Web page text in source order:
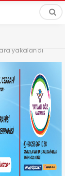
yakalandı